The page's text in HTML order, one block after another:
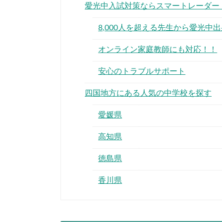
愛光中入試対策ならスマートレーダー
8,000人を超える先生から愛光中
オンライン家庭教師にも対応！！
安心のトラブルサポート
四国地方にある人気の中学校を探す
愛媛県
高知県
徳島県
香川県